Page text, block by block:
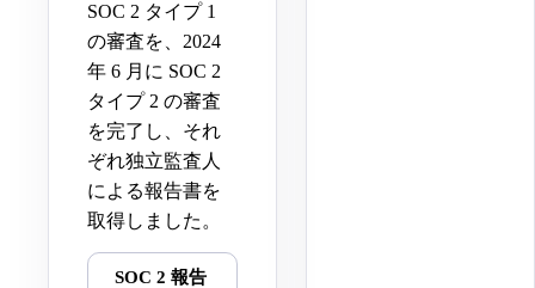
SOC 2 タイプ 1
の審査を、2024
年 6 月に SOC 2
タイプ 2 の審査
を完了し、それ
ぞれ独立監査人
による報告書を
取得しました。
SOC 2 報告